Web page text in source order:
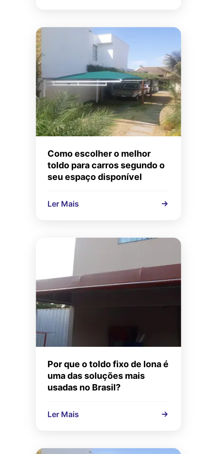
Como escolher o melhor
toldo para carros segundo o
seu espaço disponível
Ler Mais
Por que o toldo fixo de lona é
uma das soluções mais
usadas no Brasil?
Ler Mais